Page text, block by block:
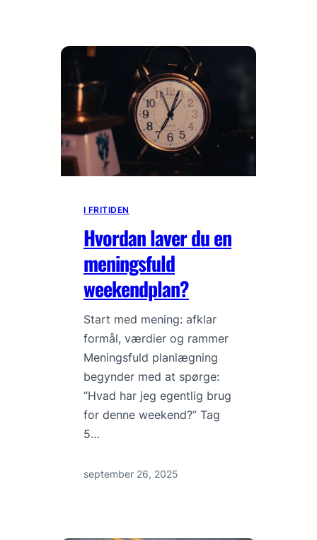
I FRITIDEN
Hvordan laver du en
meningsfuld
weekendplan?
Start med mening: afklar
formål, værdier og rammer
Meningsfuld planlægning
begynder med at spørge:
“Hvad har jeg egentlig brug
for denne weekend?” Tag
5…
september 26, 2025